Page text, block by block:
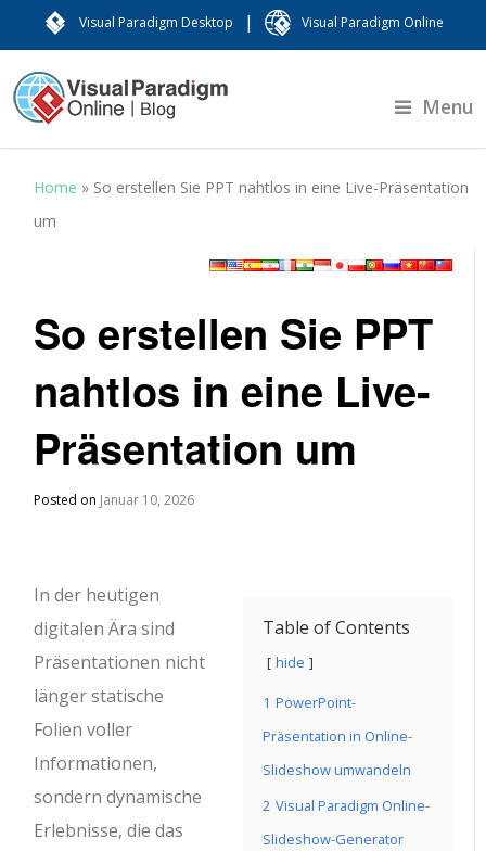
Visual Paradigm Desktop | Visual Paradigm Online
Menu
Home » So erstellen Sie PPT nahtlos in eine Live-Präsentation
um
So erstellen Sie PPT
nahtlos in eine Live-
Präsentation um
Posted on Januar 10, 2026
Table of Contents
hide
1 PowerPoint-
Präsentation in Online-
Slideshow umwandeln
2 Visual Paradigm Online-
Slideshow-Generator
In der heutigen
digitalen Ära sind
Präsentationen nicht
länger statische
Folien voller
Informationen,
sondern dynamische
Erlebnisse, die das